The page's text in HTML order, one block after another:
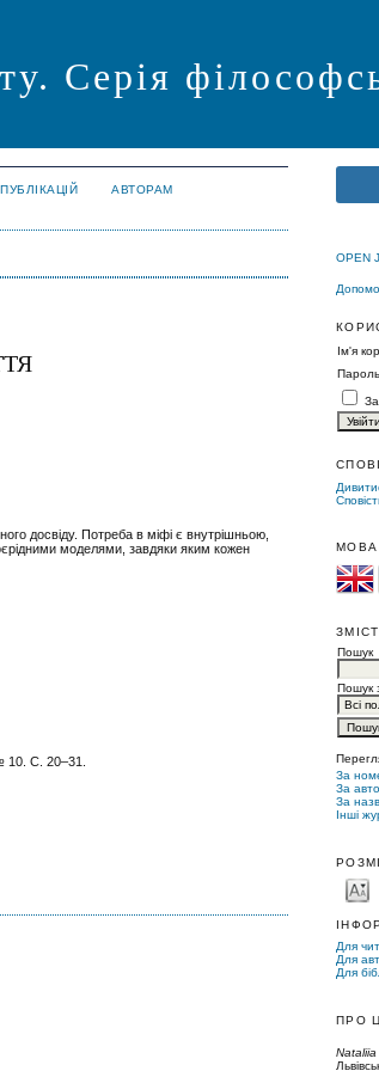
Серія
OPEN
Ім'я
Пароль
МОВА
Пошук
Пошук
За
За
За
Інші
Для
Для
Для
ПРО
АВТОРАМ
досвіду. Потреба в міфі є внутрішньою,
моделями, завдяки яким кожен
10. С. 20–31.